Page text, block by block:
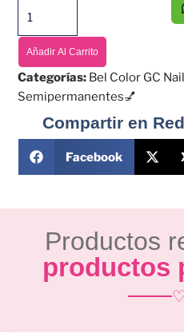
Añadir Al Carrito
Categorías: Bel Color GC
Semipermanentes💅
Compartir en
Facebook
Productos
productos
♡